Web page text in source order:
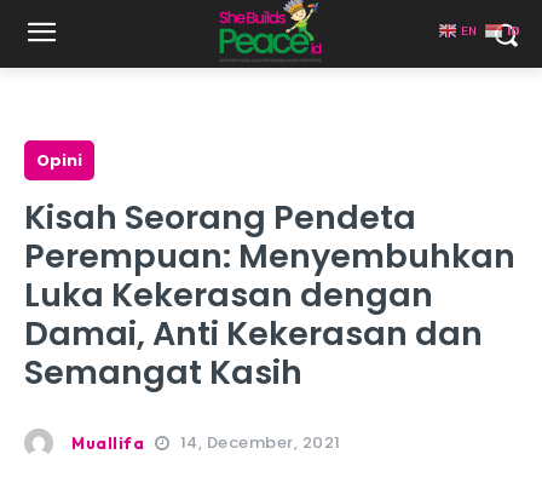
Opini
Kisah Seorang Pendeta
Perempuan: Menyembuhkan
Luka Kekerasan dengan
Damai, Anti Kekerasan dan
Semangat Kasih
Muallifa 14, December, 2021
EN ID